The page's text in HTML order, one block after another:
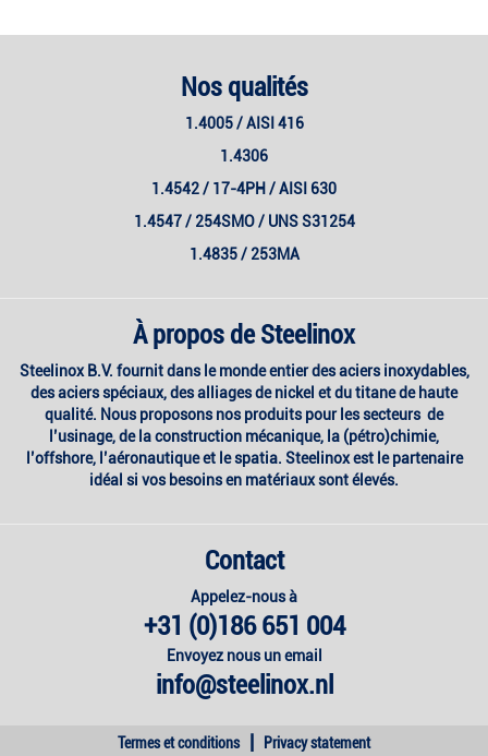
Nos qualités
1.4005 / AISI 416
1.4306
1.4542 / 17-4PH / AISI 630
1.4547 / 254SMO / UNS S31254
1.4835 / 253MA
À propos de Steelinox
Steelinox B.V. fournit dans le monde entier des aciers inoxydables,
des aciers spéciaux, des alliages de nickel et du titane de haute
qualité. Nous proposons nos produits pour les secteurs de
l’usinage, de la construction mécanique, la (pétro)chimie,
l’offshore, l’aéronautique et le spatia. Steelinox est le partenaire
idéal si vos besoins en matériaux sont élevés.
Contact
Appelez-nous à
+31 (0)186 651 004
Envoyez nous un email
info@steelinox.nl
Termes et conditions | Privacy statement